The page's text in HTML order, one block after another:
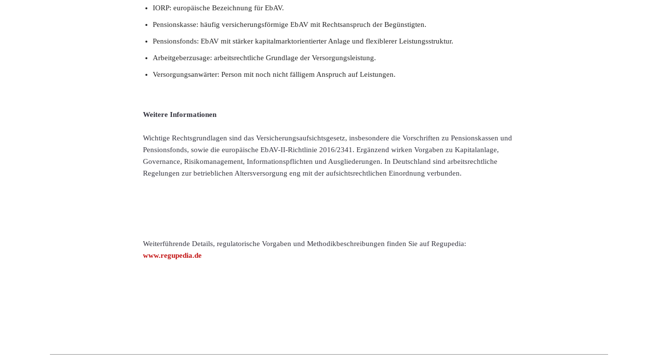
IORP: europäische Bezeichnung für EbAV.
Pensionskasse: häufig versicherungsförmige EbAV mit Rechtsanspruch der Begünstigten.
Pensionsfonds: EbAV mit stärker kapitalmarktorientierter Anlage und flexiblerer Leistungsstruktur.
Arbeitgeberzusage: arbeitsrechtliche Grundlage der Versorgungsleistung.
Versorgungsanwärter: Person mit noch nicht fälligem Anspruch auf Leistungen.
Weitere Informationen
Wichtige Rechtsgrundlagen sind das Versicherungsaufsichtsgesetz, insbesondere die Vorschriften zu Pensionskassen und
Pensionsfonds, sowie die europäische EbAV-II-Richtlinie 2016/2341. Ergänzend wirken Vorgaben zu Kapitalanlage,
Governance, Risikomanagement, Informationspflichten und Ausgliederungen. In Deutschland sind arbeitsrechtliche
Regelungen zur betrieblichen Altersversorgung eng mit der aufsichtsrechtlichen Einordnung verbunden.
Weiterführende Details, regulatorische Vorgaben und Methodikbeschreibungen finden Sie auf Regupedia:
www.regupedia.de